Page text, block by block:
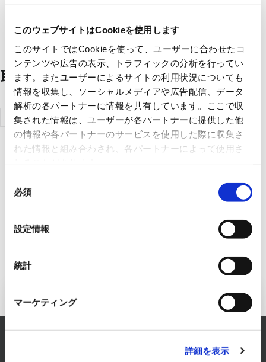
このウェブサイトはCookieを使用します
このサイトではCookieを使って、ユーザーに合わせたコ
ンテンツや広告の表示、トラフィックの分析を行ってい
ます。またユーザーによるサイトの利用状況についても
情報を収集し、ソーシャルメディアや広告配信、データ
解析の各パートナーに情報を共有しています。ここで収
集された情報は、ユーザーが各パートナーに提供した他
の情報や各パートナーのサービスを使用した際に収集さ
れた情報と組み合わされ、各パートナーによって使用さ
必須
設定情報
統計
マーケティング
詳細を表示
取扱メーカー一覧
HMSインダ
ストリアル
ネットワー
社
FAシステム事業へのお問い合わせ